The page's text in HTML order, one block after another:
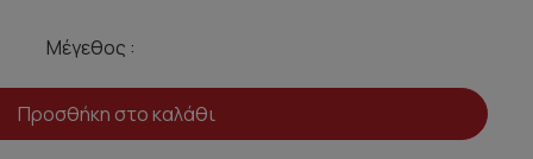
Μέγεθος :
Προσθήκη στο καλάθι